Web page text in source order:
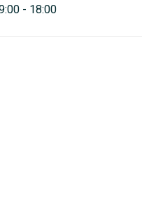
- 18:00